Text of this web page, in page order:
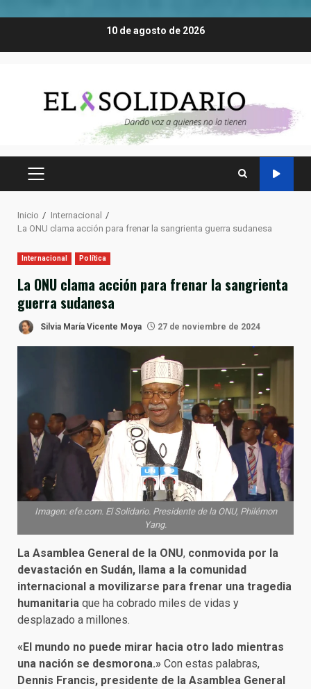
10 de agosto de 2026
MENÚ
Inicio
Internacional
La ONU clama acción para frenar la sangrienta guerra sudanesa
Internacional Política
La ONU clama acción para frenar la sangrienta
guerra sudanesa
Silvia María Vicente Moya 27 de noviembre de 2024
Imagen: efe.com. El Solidario. Presidente de la ONU, Philémon
Yang.
La Asamblea General de la ONU, conmovida por la
devastación en Sudán,
llama a la comunidad
internacional a movilizarse para frenar una tragedia
humanitaria que ha cobrado miles de vidas y
desplazado a millones.
«El mundo no puede mirar hacia otro lado mientras
una nación se desmorona.» Con estas palabras,
Dennis Francis, presidente de la Asamblea General